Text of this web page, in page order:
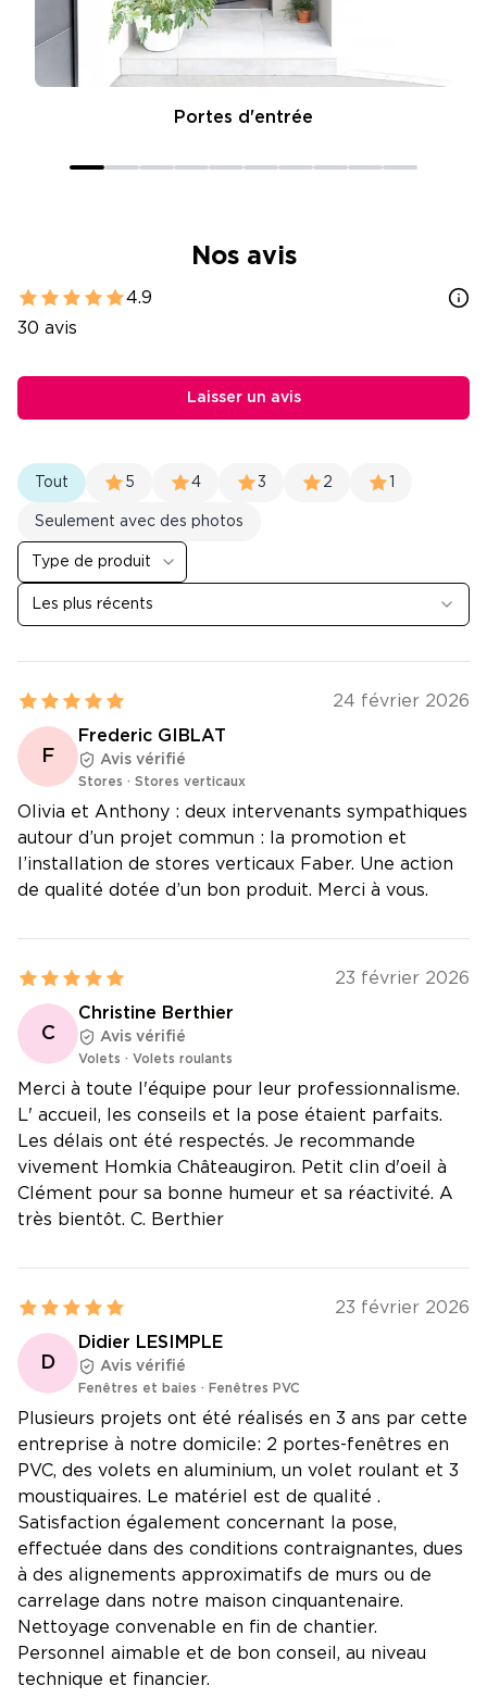
Portes d'entrée
Nos avis
Tout 5 4 3 2 1
Seulement avec des photos
Type de produit
Les plus récents
24 février 2026
F
Frederic GIBLAT
Avis vérifié
Stores · Stores verticaux
Olivia et Anthony : deux intervenants sympathiques
autour d’un projet commun : la promotion et
l’installation de stores verticaux Faber. Une action
de qualité dotée d’un bon produit. Merci à vous.
23 février 2026
C
Christine Berthier
Avis vérifié
Volets · Volets roulants
Merci à toute l'équipe pour leur professionnalisme.
L' accueil, les conseils et la pose étaient parfaits.
Les délais ont été respectés. Je recommande
vivement Homkia Châteaugiron. Petit clin d'oeil à
Clément pour sa bonne humeur et sa réactivité. A
très bientôt. C. Berthier
23 février 2026
D
Didier LESIMPLE
Avis vérifié
Fenêtres et baies · Fenêtres PVC
Plusieurs projets ont été réalisés en 3 ans par cette
entreprise à notre domicile: 2 portes-fenêtres en
PVC, des volets en aluminium, un volet roulant et 3
moustiquaires. Le matériel est de qualité .
Satisfaction également concernant la pose,
effectuée dans des conditions contraignantes, dues
à des alignements approximatifs de murs ou de
carrelage dans notre maison cinquantenaire.
Nettoyage convenable en fin de chantier.
Personnel aimable et de bon conseil, au niveau
technique et financier.
4.9
30 avis
Laisser un avis